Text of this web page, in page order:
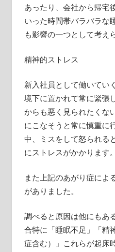
あったり、会社から帰宅
いった時間帯バラバラな
も影響の一つとして考え
精神的ストレス
新入社員として働いてい
境下に置かれて常に緊張
からも悪く見られたくな
にこなそうと常に慎重に
中、ミスをして怒られる
にストレスがかかります。
また上記のあがり症によ
がありました。
調べると原因は他にもあ
合特に「睡眠不足」「精
症含む）」これらが起床